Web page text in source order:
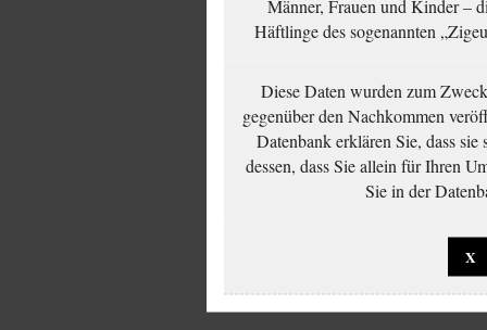
Männer, Frauen und Kinder –
Häftlinge des sogenannten
Diese Daten wurden zum
gegenüber den Nachkommen
Datenbank erklären Sie, dass sie
dessen, dass Sie allein für Ihren
Sie in der
X